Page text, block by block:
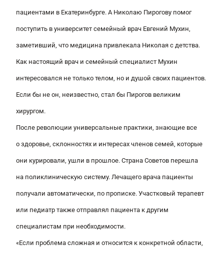
пациентами в Екатеринбурге. А Николаю Пирогову помог
поступить в университет семейный врач Евгений Мухин,
заметивший, что медицина привлекала Николая с детства.
Как настоящий врач и семейный специалист Мухин
интересовался не только телом, но и душой своих пациентов.
Если бы не он, неизвестно, стал бы Пирогов великим
хирургом.
После революции универсальные практики, знающие все
о здоровье, склонностях и интересах членов семей, которые
они курировали, ушли в прошлое. Страна Советов перешла
на поликлиническую систему. Лечащего врача пациенты
получали автоматически, по прописке. Участковый терапевт
или педиатр также отправлял пациента к другим
специалистам при необходимости.
«Если проблема сложная и относится к конкретной области,